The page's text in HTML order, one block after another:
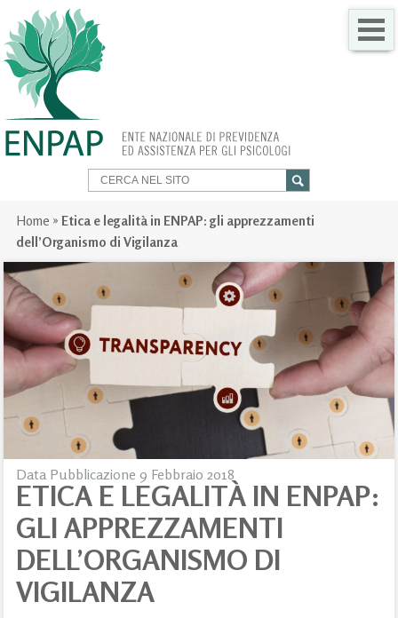
SERVIZI PER TE
TRASPARENZA
GARE
CONTATTI
Home » Etica e legalità in ENPAP: gli apprezzamenti
dell’Organismo di Vigilanza
Data Pubblicazione 9 Febbraio 2018
ETICA E LEGALITÀ IN ENPAP:
GLI APPREZZAMENTI
DELL’ORGANISMO DI
VIGILANZA